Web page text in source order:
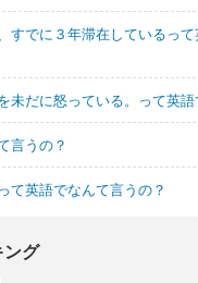
すでに３年滞在しているって
未だに怒っている。って英語
言うの？
て英語でなんて言うの？
ング